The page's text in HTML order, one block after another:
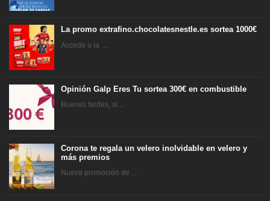
La promo extrafino.chocolatesnestle.es sortea 1000€
Accede a la ...
Opinión Galp Eres Tu sortea 300€ en combustible
Buenas tardes, si ...
Corona te regala un velero inolvidable en velero y
más premios
Nueva promoción de ...